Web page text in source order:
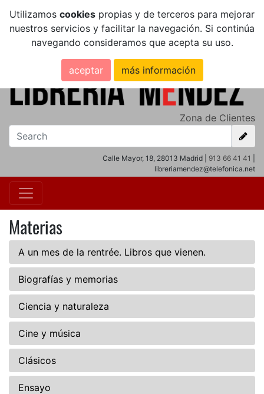
Utilizamos cookies propias y de terceros para mejorar
nuestros servicios y facilitar la navegación. Si continúa
navegando consideramos que acepta su uso.
aceptar más información
Zona de Clientes
Calle Mayor, 18, 28013 Madrid | 913 66 41 41
libreriamendez@telefonica.net
Materias
A un mes de la rentrée. Libros que vienen.
Biografías y memorias
Ciencia y naturaleza
Cine y música
Clásicos
Ensayo